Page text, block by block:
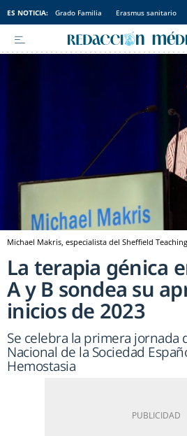
ES NOTICIA: Grado Familia Erasmus sanitario
Michael Makris, especialista del Sheffield
La terapia génica
A y B sondea su
inicios de 2023
Se celebra la primera jornada
Nacional de la Sociedad
Hemostasia